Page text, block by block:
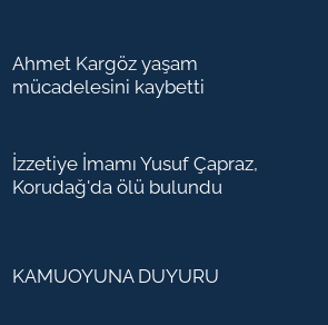
Ahmet Kargöz yaşam
mücadelesini kaybetti
İzzetiye İmamı Yusuf Çapraz,
Korudağ'da ölü bulundu
KAMUOYUNA DUYURU